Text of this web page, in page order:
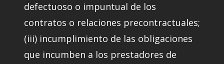
defectuoso o impuntual de los
contratos o relaciones precontractuales;
(iii) incumplimiento de las obligaciones
que incumben a los prestadores de